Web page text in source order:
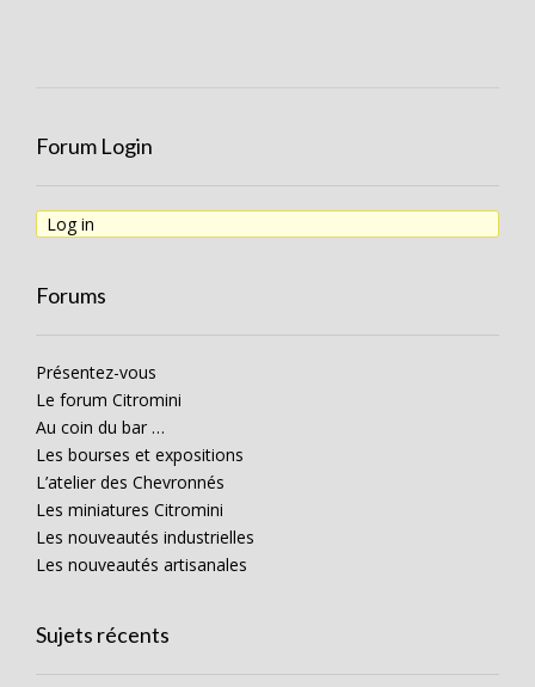
Forum Login
Log in
Forums
Présentez-vous
Le forum Citromini
Au coin du bar …
Les bourses et expositions
L’atelier des Chevronnés
Les miniatures Citromini
Les nouveautés industrielles
Les nouveautés artisanales
Sujets récents